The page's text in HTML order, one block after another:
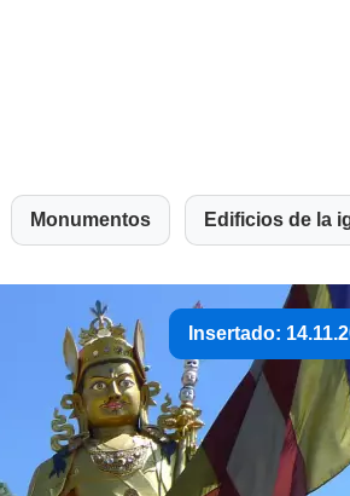
Monumentos Edificios de la
Insertado: